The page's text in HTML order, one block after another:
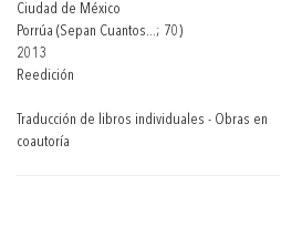
Ciudad de México
Porrúa (Sepan Cuantos...; 70)
2013
Reedición
Traducción de libros individuales - Obras en
coautoría